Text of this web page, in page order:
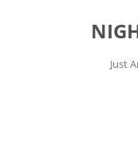
Just